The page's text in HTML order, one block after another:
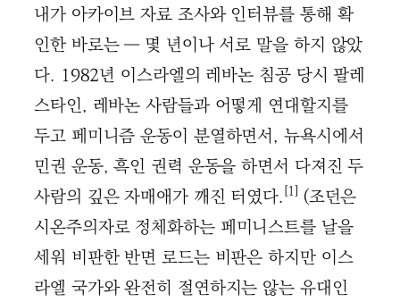
내가 아카이브 자료 조사와 인터뷰를 통해 확
인한 바로는 ― 몇 년이나 서로 말을 하지 않았
다. 1982년 이스라엘의 레바논 침공 당시 팔레
스타인, 레바논 사람들과 어떻게 연대할지를
두고 페미니즘 운동이 분열하면서, 뉴욕시에서
민권 운동, 흑인 권력 운동을 하면서 다져진 두
사람의 깊은 자매애가 깨진 터였다.[1] (조던은
시온주의자로 정체화하는 페미니스트를 날을
세워 비판한 반면 로드는 비판은 하지만 이스
라엘 국가와 완전히 절연하지는 않는 유대인